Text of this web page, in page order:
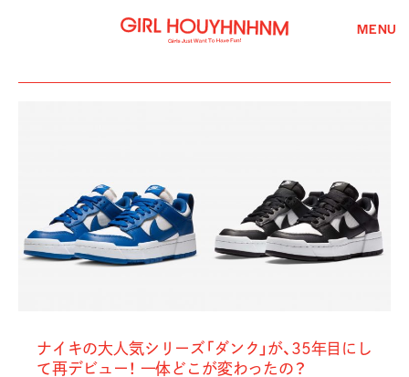
MENU
ナイキの大人気シリーズ「ダンク」が、35年目にし
て再デビュー！ 一体どこが変わったの？